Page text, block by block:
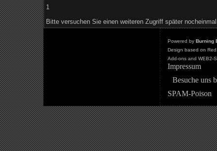
1
Bitte versuchen Sie einen weiteren Zugriff später
Powered by Burning
Design based on
Add-ons and WEB2-
Impressum
Besuche uns
SPAM-Poison